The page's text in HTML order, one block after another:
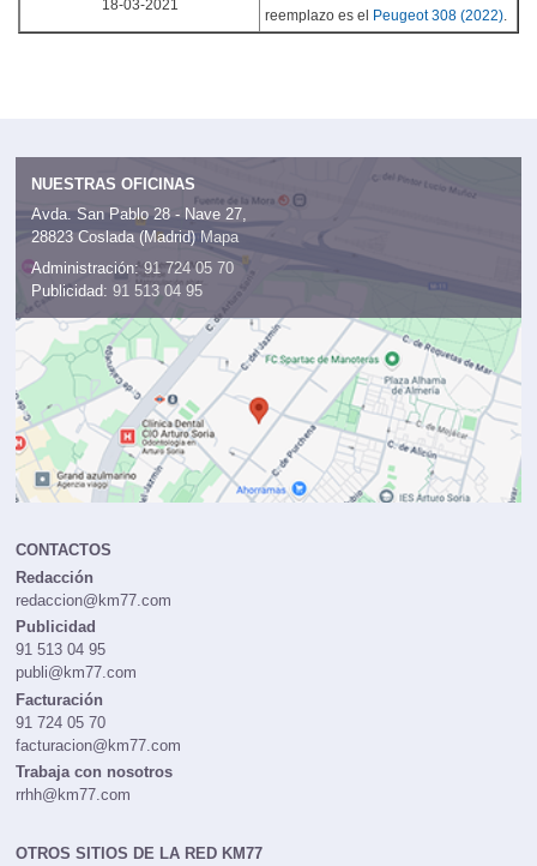
18-03-2021
reemplazo es el Peugeot 308 (2022)
NUESTRAS OFICINAS
Avda. San Pablo 28 - Nave 27,
28823 Coslada (Madrid) Mapa
Administración: 91 724 05 70
Publicidad: 91 513 04 95
CONTACTOS
Redacción
redaccion@km77.com
Publicidad
91 513 04 95
publi@km77.com
Facturación
91 724 05 70
facturacion@km77.com
Trabaja con nosotros
rrhh@km77.com
OTROS SITIOS DE LA RED KM77